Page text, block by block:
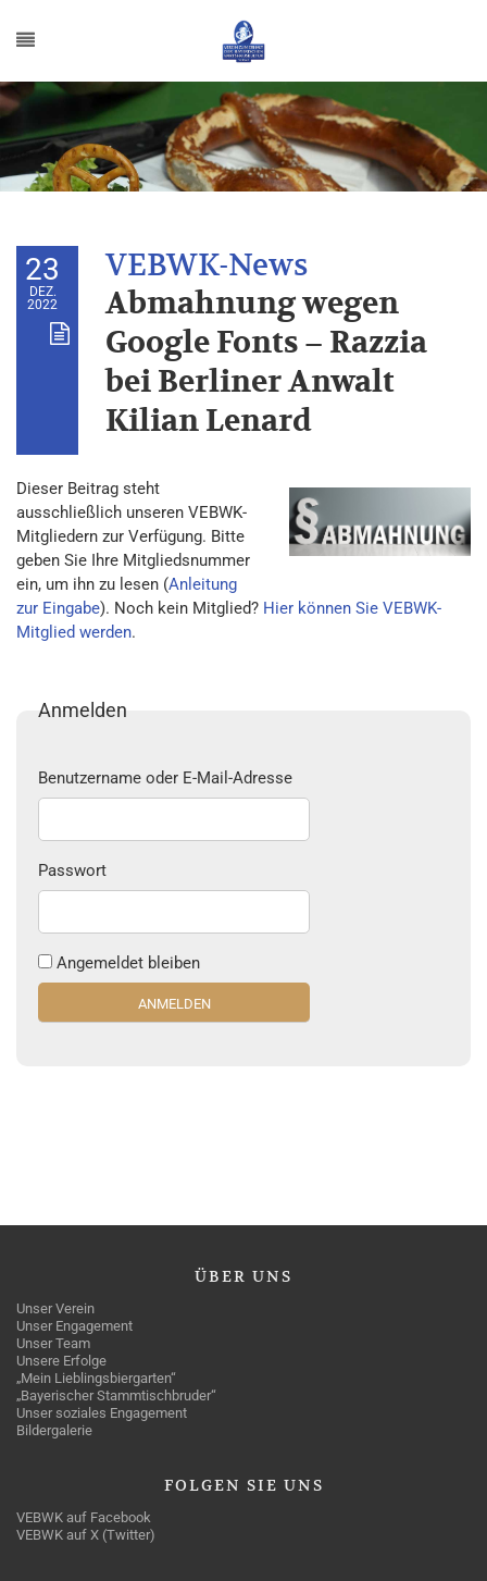
23
DEZ.
2022
Abmahnung wegen
Google Fonts – Razzia
bei Berliner Anwalt
Kilian Lenard
Dieser Beitrag steht
ausschließlich unseren VEBWK-
Mitgliedern zur Verfügung. Bitte
geben Sie Ihre Mitgliedsnummer
ein, um ihn zu lesen (Anleitung
zur Eingabe). Noch kein Mitglied? Hier können Sie VEBWK-
Mitglied werden.
Anmelden
Benutzername oder E-Mail-Adresse
Passwort
Angemeldet bleiben
ÜBER UNS
Unser Verein
Unser Engagement
Unser Team
Unsere Erfolge
„Mein Lieblingsbiergarten“
„Bayerischer Stammtischbruder“
Unser soziales Engagement
Bildergalerie
FOLGEN SIE UNS
VEBWK auf Facebook
VEBWK auf X (Twitter)